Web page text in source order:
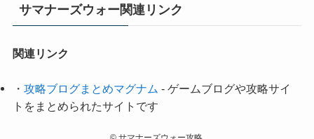
サマナーズウォー関連リンク
関連リンク
・ 攻略ブログまとめマグナム - ゲームブログや攻略サイ
トをまとめられたサイトです